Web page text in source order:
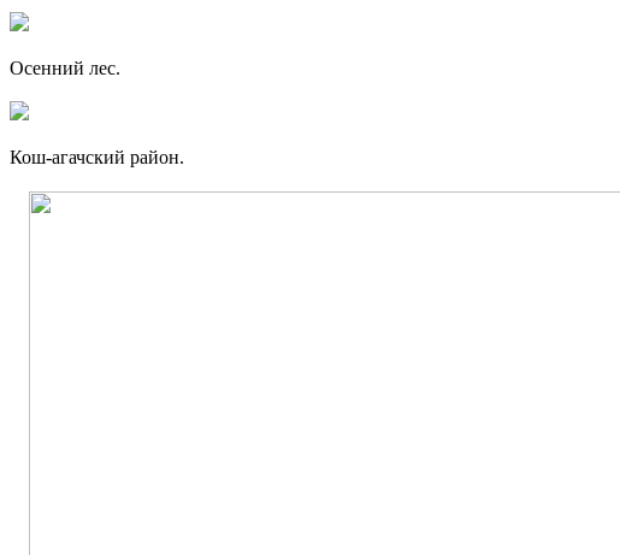
Осенний лес.
Кош-агачский район.